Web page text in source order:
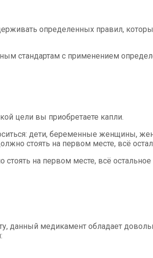
определенных правил,
стандартам с применением
цели вы приобретаете капли.
дети, беременные женщины,
стоять на первом месте, всё
на первом месте, всё остальное
данный медикамент обладает